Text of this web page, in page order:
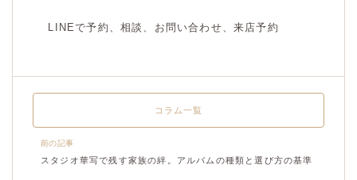
LINEで予約、相談、お問い合わせ、来店予約
前の記事
スタジオ華写で残す家族の絆。アルバムの種類と選び方の基準
コラム一覧